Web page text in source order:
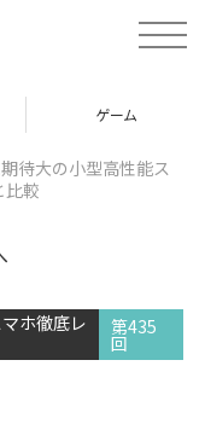
t
o
v
ゲーム
待大の小型高性能ス
比較
ホ徹底レ
第435
回